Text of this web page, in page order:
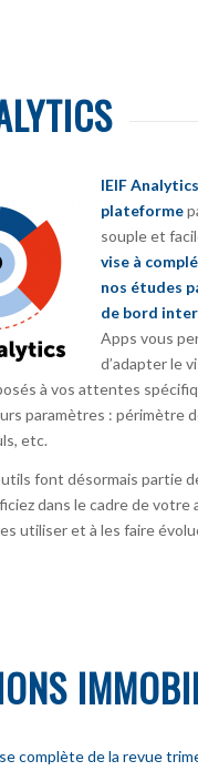
IEIF
plateforme
souple et
vise à
nos études
de bord
Apps vous
d’adapter le
à vos attentes
paramètres : périmètre
etc.
font désormais partie
dans le cadre de votre
utiliser et à les faire
complète de la revue